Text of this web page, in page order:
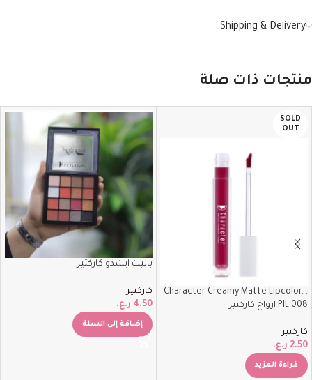
Shipping & Delivery
منتجات ذات صلة
SOLD
OUT
. Character Creamy Matte Lipcolor.
PIL 008 ارواج كاركتير
كاركتير
2.50 ر.ع.
قراءة المزيد
باليت ايشدو كاركتير
كاركتير
4.50 ر.ع.
إضافة إلى السلة